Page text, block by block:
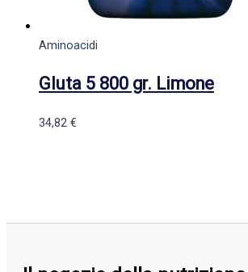
Aminoacidi
Gluta 5 800 gr. Limone
34,82 €